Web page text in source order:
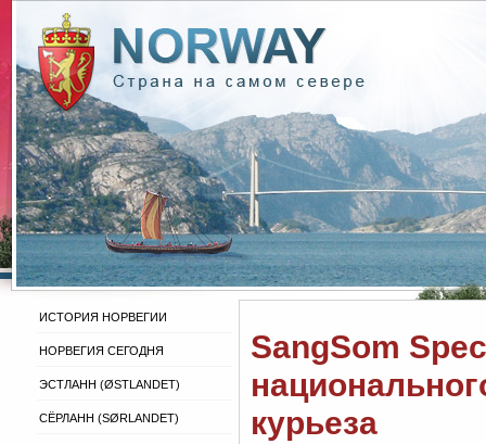
ИСТОРИЯ НОРВЕГИИ
НОРВЕГИЯ СЕГОДНЯ
ЭСТЛАНН (ØSTLANDET)
СЁРЛАНН (SØRLANDET)
SangSom
курьеза